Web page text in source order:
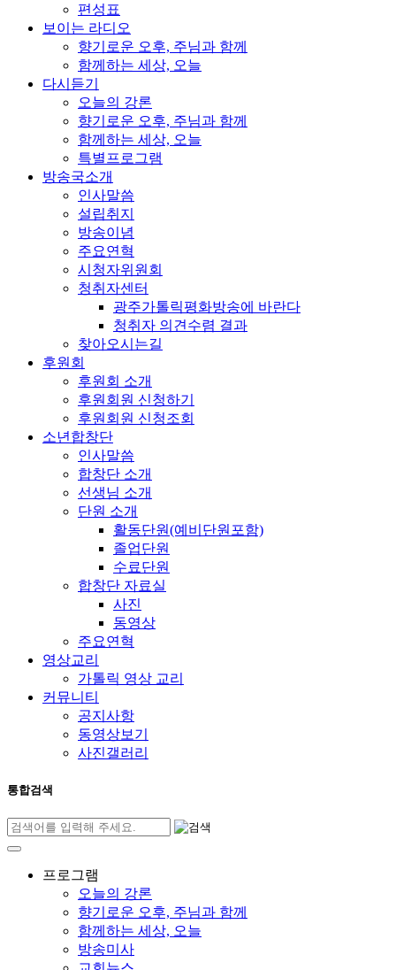
편성표
보이는 라디오
향기로운 오후, 주님과 함께
함께하는 세상, 오늘
다시듣기
오늘의 강론
향기로운 오후, 주님과 함께
함께하는 세상, 오늘
특별프로그램
방송국소개
인사말씀
설립취지
방송이념
주요연혁
시청자위원회
청취자센터
광주가톨릭평화방송에 바란다
청취자 의견수렴 결과
찾아오시는길
후원회
후원회 소개
후원회원 신청하기
후원회원 신청조회
소년합창단
인사말씀
합창단 소개
선생님 소개
단원 소개
활동단원(예비단원포함)
졸업단원
수료단원
합창단 자료실
사진
동영상
주요연혁
영상교리
가톨릭 영상 교리
커뮤니티
공지사항
동영상보기
사진갤러리
통합검색
프로그램
오늘의 강론
향기로운 오후, 주님과 함께
함께하는 세상, 오늘
방송미사